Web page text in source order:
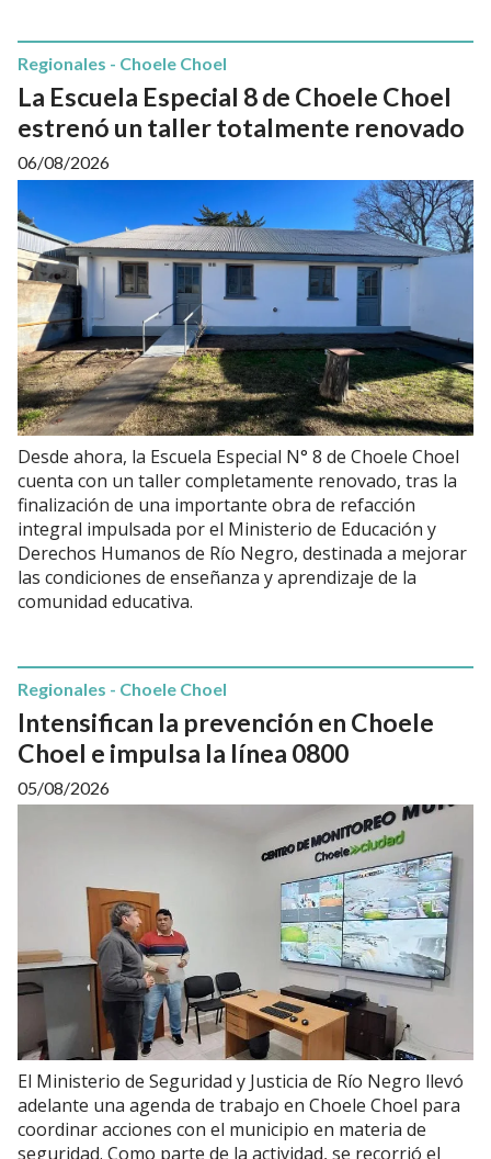
La Escuela Especial 8 de Choele Choel
estrenó un taller totalmente renovado
Regionales - Choele Choel
06/08/2026
Desde ahora, la Escuela Especial N° 8 de Choele Choel
cuenta con un taller completamente renovado, tras la
finalización de una importante obra de refacción
integral impulsada por el Ministerio de Educación y
Derechos Humanos de Río Negro, destinada a mejorar
las condiciones de enseñanza y aprendizaje de la
comunidad educativa.
Intensifican la prevención en Choele
Choel e impulsa la línea 0800
Regionales - Choele Choel
05/08/2026
El Ministerio de Seguridad y Justicia de Río Negro llevó
adelante una agenda de trabajo en Choele Choel para
coordinar acciones con el municipio en materia de
seguridad. Como parte de la actividad, se recorrió el